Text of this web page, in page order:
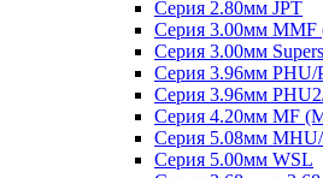
Серия 2.80мм JPT
Серия 3.00мм MMF
Серия 3.00мм
Серия 3.96мм PHU/
Серия 3.96мм
Серия 4.20мм MF
Серия 5.08мм
Серия 5.00мм WSL